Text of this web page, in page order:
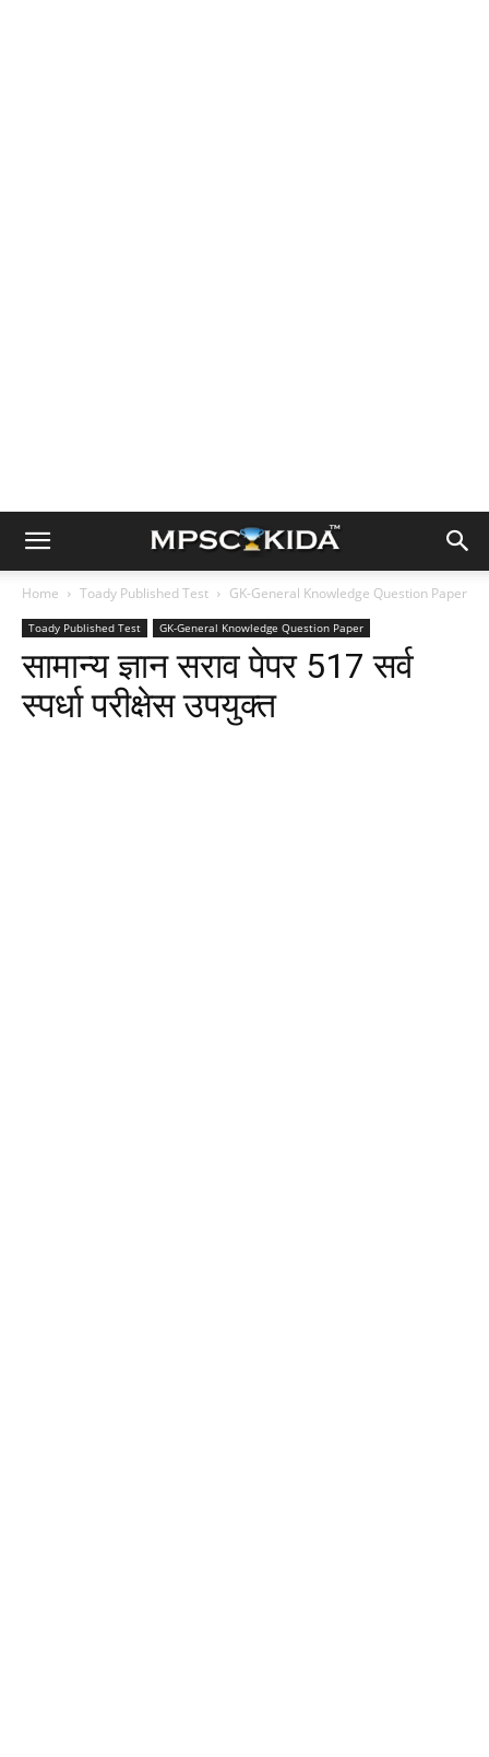
Home Toady Published Test GK-General Knowledge Question Paper
Toady Published Test GK-General Knowledge Question Paper
सामान्य ज्ञान सराव पेपर 517 सर्व
स्पर्धा परीक्षेस उपयुक्त